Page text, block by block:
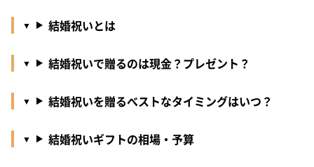
結婚祝いとは
結婚祝いで贈るのは現金？プレゼント？
結婚祝いを贈るべストなタイミングはいつ？
結婚祝いギフトの相場・予算